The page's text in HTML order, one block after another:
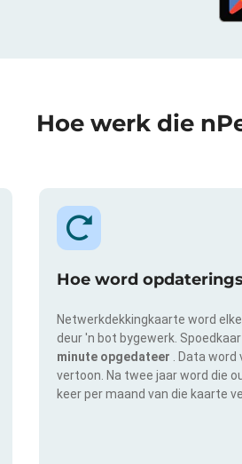
Hoe werk die
Hoe word
Netwerkdekkingkaarte word
deur 'n bot bygewerk.
minute opgedateer
. Data
vertoon. Na twee jaar word die
keer per maand van die kaarte